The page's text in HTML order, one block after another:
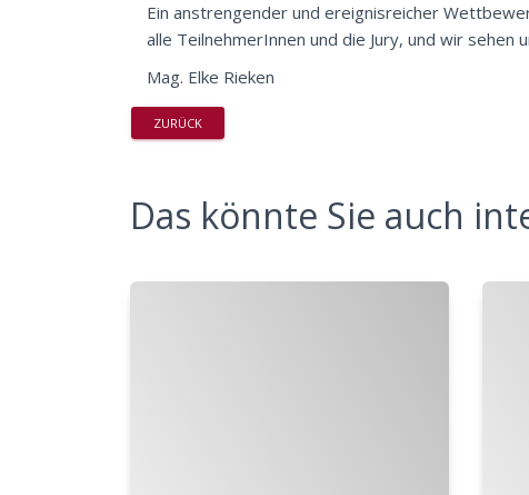
Ein anstrengender und ereignisreicher
alle TeilnehmerInnen und die Jury, und wir sehen
Mag. Elke Rieken
ZURÜCK
Das könnte Sie auch